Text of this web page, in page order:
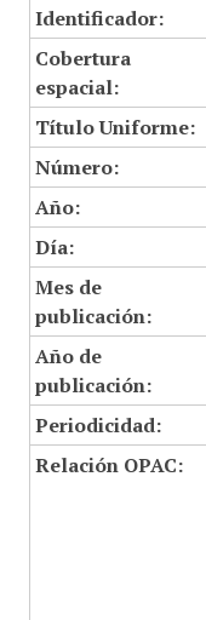
Identificador:
Cobertura
espacial:
Título Uniforme:
Número:
Año:
Día:
Mes de
publicación:
Año de
publicación:
Periodicidad:
Relación OPAC: